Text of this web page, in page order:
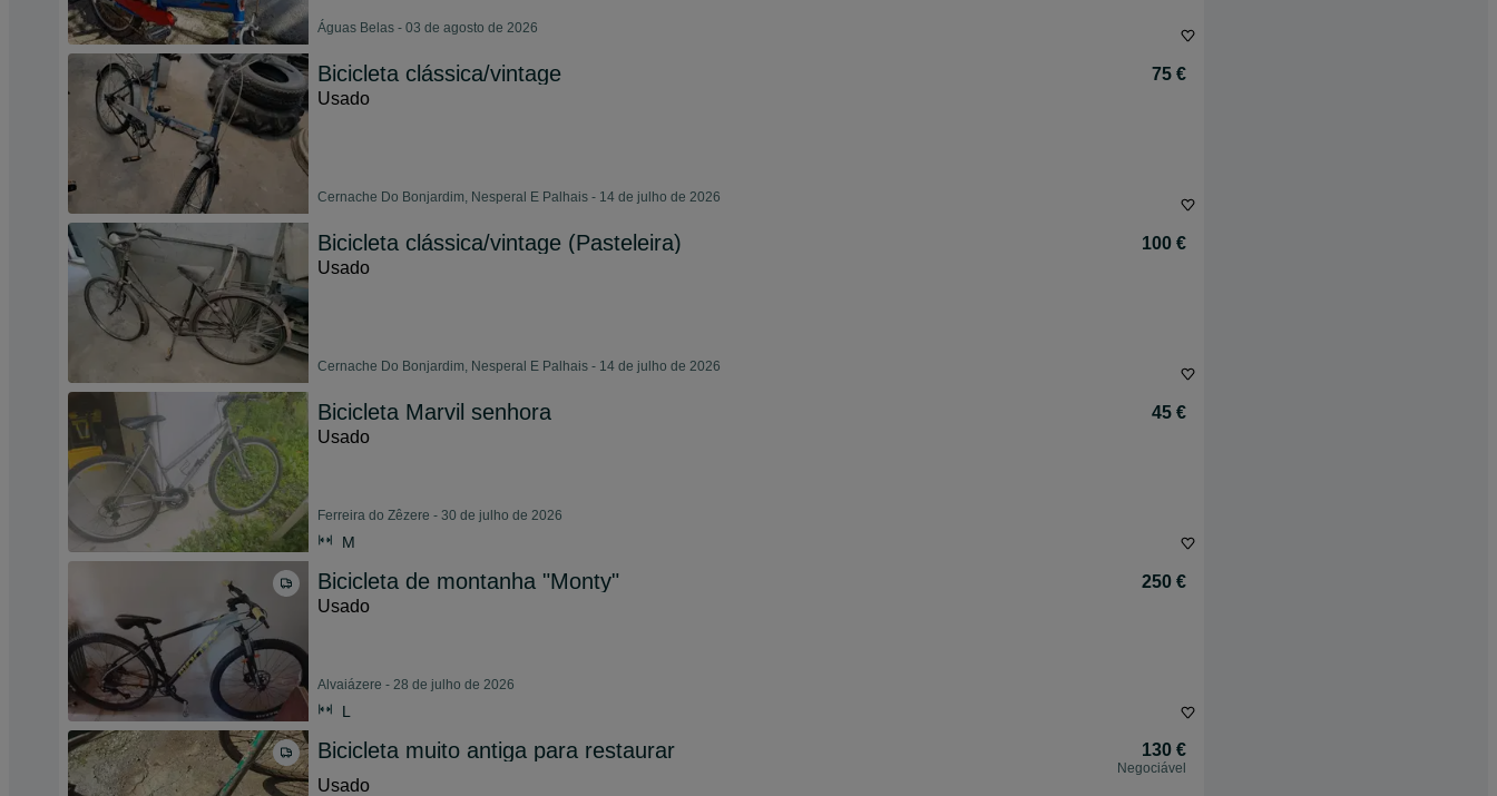
Águas Belas - 03 de agosto de 2026
Bicicleta clássica/vintage
75 €
Usado
Cernache Do Bonjardim, Nesperal E Palhais - 14 de julho de 2026
Bicicleta clássica/vintage (Pasteleira)
100 €
Usado
Cernache Do Bonjardim, Nesperal E Palhais - 14 de julho de 2026
Bicicleta Marvil senhora
45 €
Usado
Ferreira do Zêzere - 30 de julho de 2026
M
Bicicleta de montanha "Monty"
250 €
Usado
Alvaiázere - 28 de julho de 2026
L
Bicicleta muito antiga para restaurar 130 €
Negociável
Usado